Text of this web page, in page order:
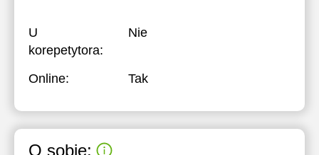
U
korepetytora:
Nie
Online: Tak
O sobie: